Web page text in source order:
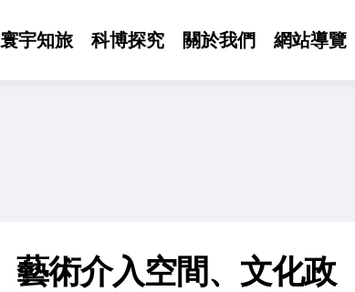
寰宇知旅 科博探究 關於我們 網站導覽
藝術介入空間、文化政